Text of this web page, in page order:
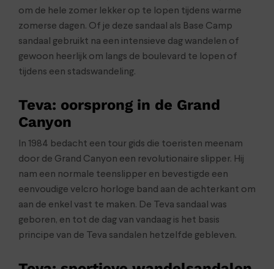
om de hele zomer lekker op te lopen tijdens warme
zomerse dagen. Of je deze sandaal als Base Camp
sandaal gebruikt na een intensieve dag wandelen of
gewoon heerlijk om langs de boulevard te lopen of
tijdens een stadswandeling.
Teva: oorsprong in de Grand
Canyon
In 1984 bedacht een tour gids die toeristen meenam
door de Grand Canyon een revolutionaire slipper. Hij
nam een normale teenslipper en bevestigde een
eenvoudige velcro horloge band aan de achterkant om
aan de enkel vast te maken. De Teva sandaal was
geboren, en tot de dag van vandaag is het basis
principe van de Teva sandalen hetzelfde gebleven.